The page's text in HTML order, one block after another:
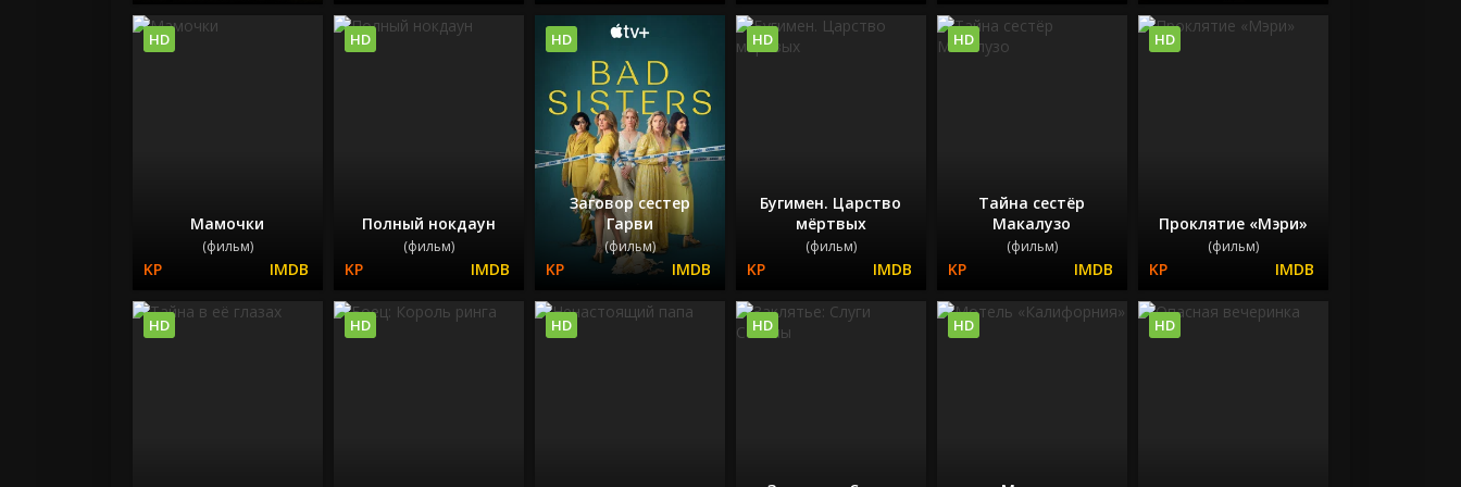
Мамочки
(фильм)
HD
Полный нокдаун
(фильм)
HD
Заговор сестер
Гарви
(фильм)
HD
Бугимен. Царство
мёртвых
(фильм)
HD
Тайна сестёр
Макалузо
(фильм)
HD
Проклятие «Мэри»
(фильм)
HD
HD HD HD HD HD HD